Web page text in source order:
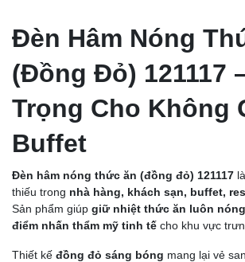
Đèn Hâm Nóng
(Đồng Đỏ) 121117
Trọng Cho Không
Buffet
Đèn hâm nóng thức ăn (đồng đỏ) 121117
thiếu trong nhà hàng, khách sạn, buffet,
Sản phẩm giúp giữ nhiệt thức ăn luôn
điểm nhấn thẩm mỹ tinh tế cho khu vực
Thiết kế đồng đỏ sáng bóng mang lại vẻ